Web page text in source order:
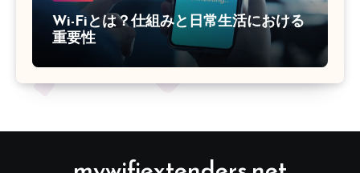
Wi-Fiとは？仕組みと日常生活における
重要性